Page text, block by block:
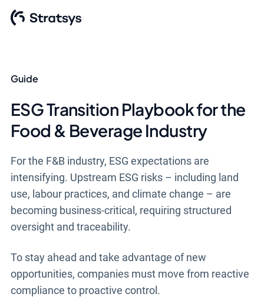
Guide
ESG Transition Playbook for the
Food & Beverage Industry
For the F&B industry, ESG expectations are
intensifying. Upstream ESG risks – including land
use, labour practices, and climate change – are
becoming business-critical, requiring structured
oversight and traceability.
To stay ahead and take advantage of new
opportunities, companies must move from reactive
compliance to proactive control.